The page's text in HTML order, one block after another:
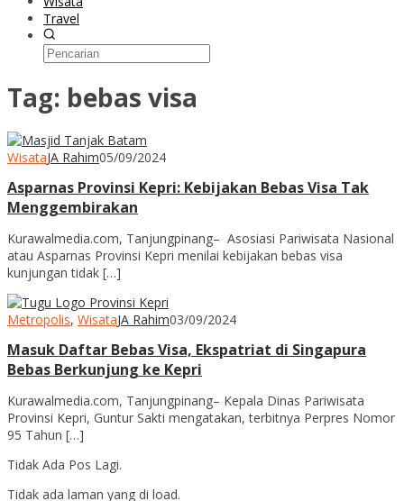
Travel
Tag: bebas visa
WisataJA Rahim05/09/2024
Asparnas Provinsi Kepri: Kebijakan Bebas Visa Tak
Menggembirakan
Kurawalmedia.com, Tanjungpinang– Asosiasi Pariwisata Nasional
atau Asparnas Provinsi Kepri menilai kebijakan bebas visa
kunjungan tidak […]
Metropolis, WisataJA Rahim03/09/2024
Masuk Daftar Bebas Visa, Ekspatriat di Singapura
Bebas Berkunjung ke Kepri
Kurawalmedia.com, Tanjungpinang– Kepala Dinas Pariwisata
Provinsi Kepri, Guntur Sakti mengatakan, terbitnya Perpres Nomor
95 Tahun […]
Tidak Ada Pos Lagi.
Tidak ada laman yang di load.